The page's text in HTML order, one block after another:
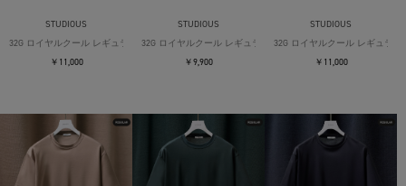
STUDIOUS
32G ロイヤルクール レギュラーTシャツ
￥11,000
STUDIOUS
32G ロイヤルクール レギュラーTシャツ
￥9,900
STUDIOUS
32G ロイヤルクール レギュラー
￥11,000